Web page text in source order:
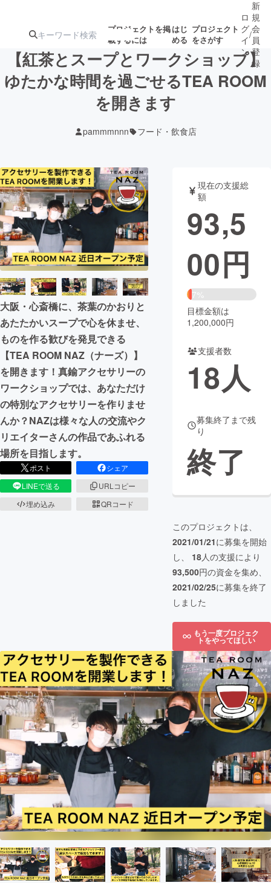
プロジェクトを掲
載するには
はじ
める
プロジェクト
をさがす
注目の新着プロ
ジェクト
募集終了が近いプ
ロジェクト
テクノロジー・ガジェット
映像・映画 書籍・雑誌
ビジネス・起業 チャレンジ
まちづくり・地域活性化
CAMPFIRE for Social Good
CAMPFIRE Creation
CAMPFIREふるさと納税
コミュニティ
ロ
グ
イ
ン
/
新
規
会
員
登
録
【紅茶とスープとワークショップ】
ゆたかな時間を過ごせるTEA ROOM
を開きます
pammmnnn フード・飲食店
大阪・心斎橋に、茶葉のかおりと
あたたかいスープで心を休ませ、
ものを作る歓びを発見できる
【TEA ROOM NAZ（ナーズ）】
を開きます！真鍮アクセサリーの
ワークショップでは、あなただけ
の特別なアクセサリーを作りませ
んか？NAZは様々な人の交流やク
リエイターさんの作品であふれる
場所を目指します。
ポスト
シェア
LINEで送る
URLコピー
埋め込み
QRコード
現在の支援総
額
93,5
00円
7%
目標金額は
1,200,000円
支援者数
18人
募集終了まで残
り
終了
このプロジェクトは、
2021/01/21に募集を開始
し、 18人の支援により
93,500円の資金を集め、
2021/02/25に募集を終了
しました
もう一度プロジェク
トをやってほしい